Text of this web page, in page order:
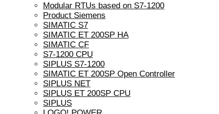
Modular RTUs based on S7-1200
Product Siemens
SIMATIC S7
SIMATIC ET 200SP HA
SIMATIC CF
S7-1200 CPU
SIPLUS S7-1200
SIMATIC ET 200SP Open Controller
SIPLUS NET
SIPLUS ET 200SP CPU
SIPLUS